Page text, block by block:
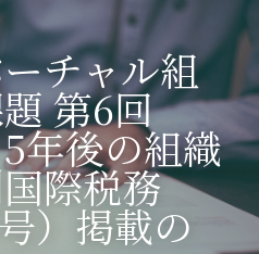
ーチャル組
第6回
年後の組織
際税務
）掲載の